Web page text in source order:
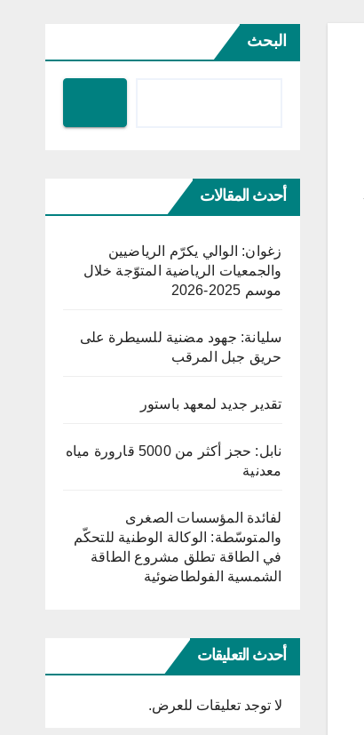
البحث
أحدث المقالات
زغوان: الوالي يكرّم الرياضيين
والجمعيات الرياضية المتوّجة خلال
موسم 2025-2026
سليانة: جهود مضنية للسيطرة على
حريق جبل المرقب
تقدير جديد لمعهد باستور
نابل: حجز أكثر من 5000 قارورة مياه
معدنية
لفائدة المؤسسات الصغرى
والمتوسّطة: الوكالة الوطنية للتحكّم
في الطاقة تطلق مشروع الطاقة
الشمسية الفولطاضوئية
أحدث التعليقات
لا توجد تعليقات للعرض.